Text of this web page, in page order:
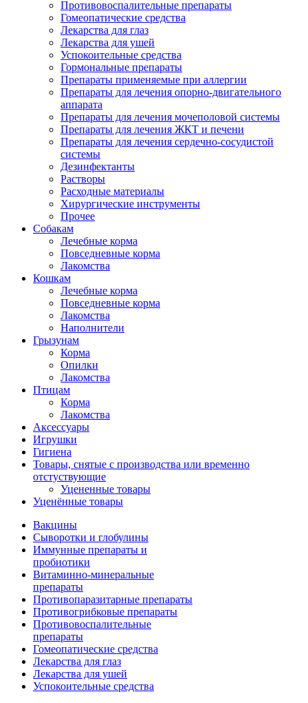
Противовоспалительные препараты
Гомеопатические средства
Лекарства для глаз
Лекарства для ушей
Успокоительные средства
Гормональные препараты
Препараты применяемые при аллергии
Препараты для лечения опорно-двигательного
аппарата
Препараты для лечения мочеполовой системы
Препараты для лечения ЖКТ и печени
Препараты для лечения сердечно-сосудистой
системы
Дезинфектанты
Растворы
Расходные материалы
Хирургические инструменты
Прочее
Собакам
Лечебные корма
Повседневные корма
Лакомства
Кошкам
Лечебные корма
Повседневные корма
Лакомства
Наполнители
Грызунам
Корма
Опилки
Лакомства
Птицам
Корма
Лакомства
Аксессуары
Игрушки
Гигиена
Товары, снятые с производства или временно
отстуствующие
Уцененные товары
Уценённые товары
Вакцины
Сыворотки и глобулины
Иммунные препараты и
пробиотики
Витаминно-минеральные
препараты
Противопаразитарные препараты
Противогрибковые препараты
Противовоспалительные
препараты
Гомеопатические средства
Лекарства для глаз
Лекарства для ушей
Успокоительные средства